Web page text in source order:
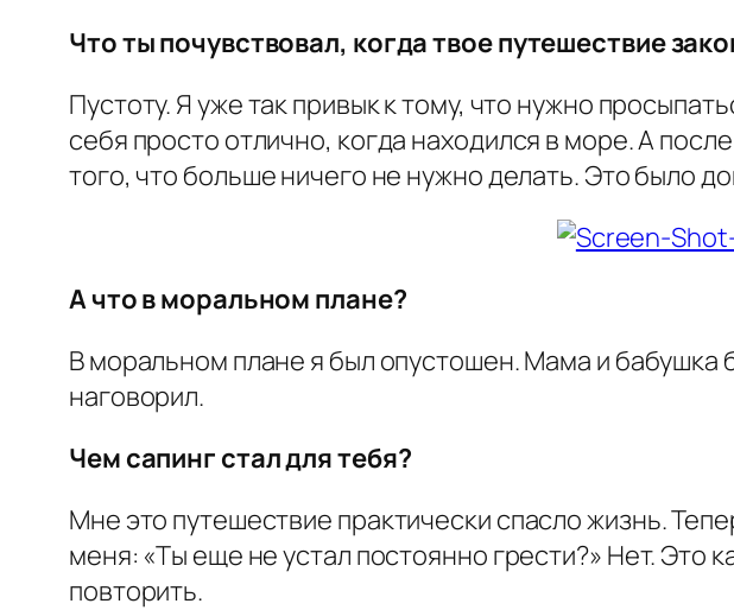
Что ты почувствовал, когда твое путешествие
Пустоту. Я уже так привык к тому, что нужно
себя просто отлично, когда находился в море. А
того, что больше ничего не нужно делать. Это было
А что в моральном плане?
В моральном плане я был опустошен. Мама и
наговорил.
Чем сапинг стал для тебя?
Мне это путешествие практически спасло жизнь.
меня: «Ты еще не устал постоянно грести?» Нет. Это
повторить.